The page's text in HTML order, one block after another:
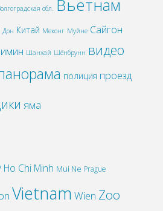
обл. Вьетнам
Дон Китай Меконг Муйне Сайгон
Шанхай Шёнбрунн видео
полиция проезд
яма
Ho Chi Minh Mui Ne Prague
Vietnam Wien Zoo